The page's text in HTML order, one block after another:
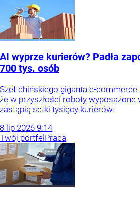
AI wyprze kurierów? Padła
700 tys. osób
Szef chińskiego giganta e-commerce
że w przyszłości roboty
zastąpią setki tysięcy kurierów.
8 lip 2026 9:14
Twój portfelPraca